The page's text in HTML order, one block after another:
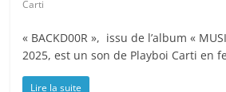
Carti
« BACKD00R », issu de l’album «
2025, est un son de Playboi Carti en
Lire la suite